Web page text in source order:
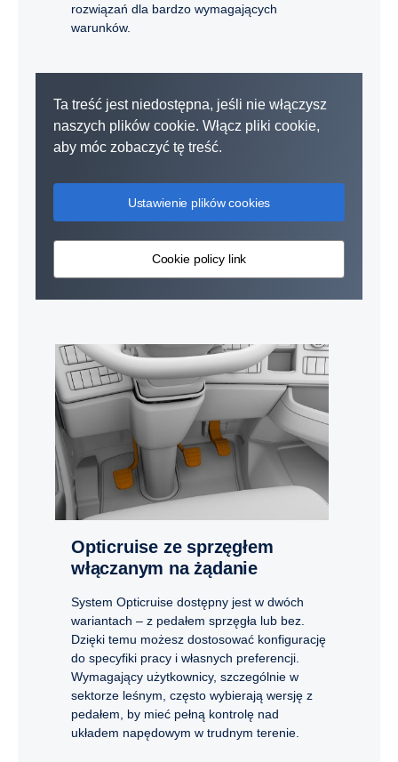
rozwiązań dla bardzo wymagających
warunków.
Ta treść jest niedostępna, jeśli nie włączysz
naszych plików cookie. Włącz pliki cookie,
aby móc zobaczyć tę treść.
Ustawienie plików cookies
Cookie policy link
Opticruise ze sprzęgłem
włączanym na żądanie
System Opticruise dostępny jest w dwóch
wariantach – z pedałem sprzęgła lub bez.
Dzięki temu możesz dostosować konfigurację
do specyfiki pracy i własnych preferencji.
Wymagający użytkownicy, szczególnie w
sektorze leśnym, często wybierają wersję z
pedałem, by mieć pełną kontrolę nad
układem napędowym w trudnym terenie.